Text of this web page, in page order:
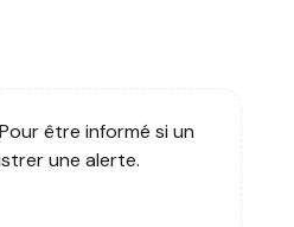
être informé si un
une alerte.